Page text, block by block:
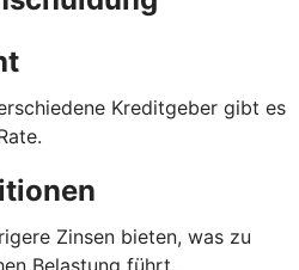
Kreditgeber gibt es
Zinsen bieten, was zu
Belastung führt.